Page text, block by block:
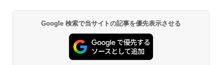
Google 検索で当サイトの記事を優先表示させる